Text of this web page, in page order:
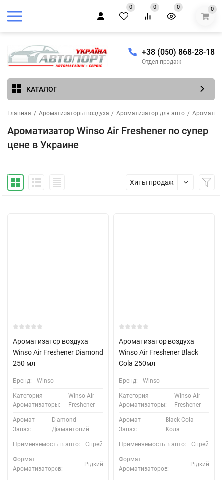
0 0 0 0
+38 (050) 868-28-18
Отдел продаж
КАТАЛОГ
Главная / Ароматизаторы воздуха / Ароматизатор для авто /
Ароматизатор Winso Air Freshener по супер
цене в Украине
Хиты продаж
Ароматизатор воздуха
Winso Air Freshener Diamond
250 мл
Бренд: Winso
Категория
Ароматизаторы:
Winso Air
Freshener
Аромат
Запах:
Diamond-
Діамантовий
Применяемость в авто: Спрей
Формат
Ароматизаторов:
Рідкий
Ароматизатор воздуха
Winso Air Freshener Black
Cola 250мл
Бренд: Winso
Категория
Ароматизаторы:
Winso Air
Freshener
Аромат
Запах:
Black Cola-
Кола
Применяемость в авто: Спрей
Формат
Ароматизаторов:
Рідкий